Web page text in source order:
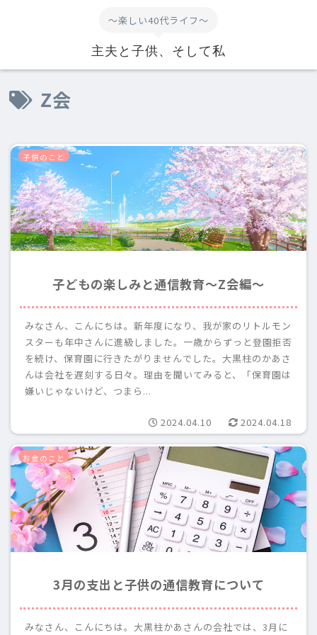
～楽しい40代ライフ～
主夫と子供、そして私
Z会
子供のこと
子どもの楽しみと通信教育～Z会編～
みなさん、こんにちは。新年度になり、我が家のリトルモン
スターも年中さんに進級しました。一歳からずっと登園拒否
を続け、保育園に行きたがりませんでした。大黒柱のかあさ
んは会社を遅刻する日々。理由を聞いてみると、「保育園は
嫌いじゃないけど、つまら...
2024.04.10 2024.04.18
お金のこと
3月の支出と子供の通信教育について
みなさん、こんにちは。大黒柱かあさんの会社では、3月に